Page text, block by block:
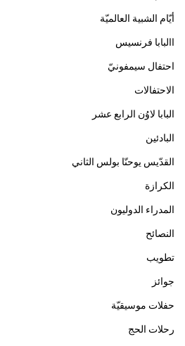
أيّام الشبية العالميّة
االبابا فرنسيس
احتفال سيمفونيّ
الاحتفالات
البابا لاوُن الرابع عشر
البادئين
القدّيس يوحنّا بولس الثاني
الكرازة
المدراء الدوليون
النصائح
تطويب
جوائز
حفلات موسيقيّة
رحلات الحج